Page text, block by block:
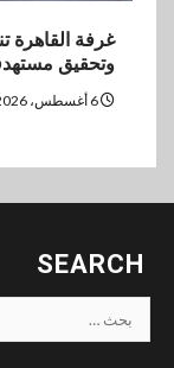
غرفة القاهرة
وتحقيق
SEARCH
عن: